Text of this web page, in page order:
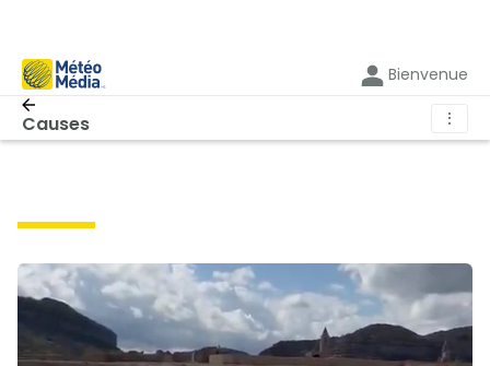
Bienvenue
Causes ⋮